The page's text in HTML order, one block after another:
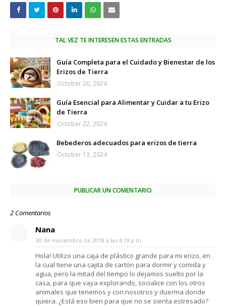
TAL VEZ TE INTERESEN ESTAS ENTRADAS
Guía Completa para el Cuidado y Bienestar de los
Erizos de Tierra
October 26, 2024
Guía Esencial para Alimentar y Cuidar a tu Erizo
de Tierra
October 22, 2024
Bebederos adecuados para erizos de tierra
October 13, 2024
PUBLICAR UN COMENTARIO
2 Comentarios
Nana
30 de noviembre de 2018 a las 4:19 p.m.
Hola! Utilizo una caja de plástico grande para mi erizo, en
la cual tiene una cajita de cartón para dormir y comida y
agua, pero la mitad del tiempo lo dejamos suelto por la
casa, para que vaya explorando, socialice con los otros
animales que tenemos y con nosotros y duerma donde
quiera. ¿Está eso bien para que no se sienta estresado?